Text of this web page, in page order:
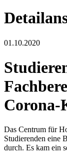
01.10.2020
Corona-
Das Centrum für
Studierenden eine
durch. Es kam ein